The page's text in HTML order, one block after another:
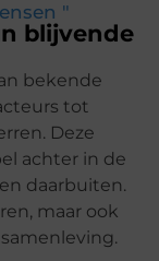
"
blijvende
bekende
tot
Deze
achter in de
daarbuiten.
maar ook